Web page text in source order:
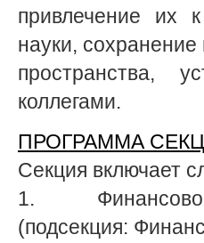
привлечение их
науки, сохранение
пространства,
коллегами.
ПРОГРАММА
Секция включает
1.
(подсекция: